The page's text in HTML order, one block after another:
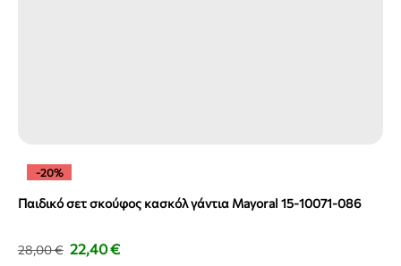
-20%
Παιδικό σετ σκούφος κασκόλ γάντια Mayoral 15-10071-086
28,00€ 22,40€